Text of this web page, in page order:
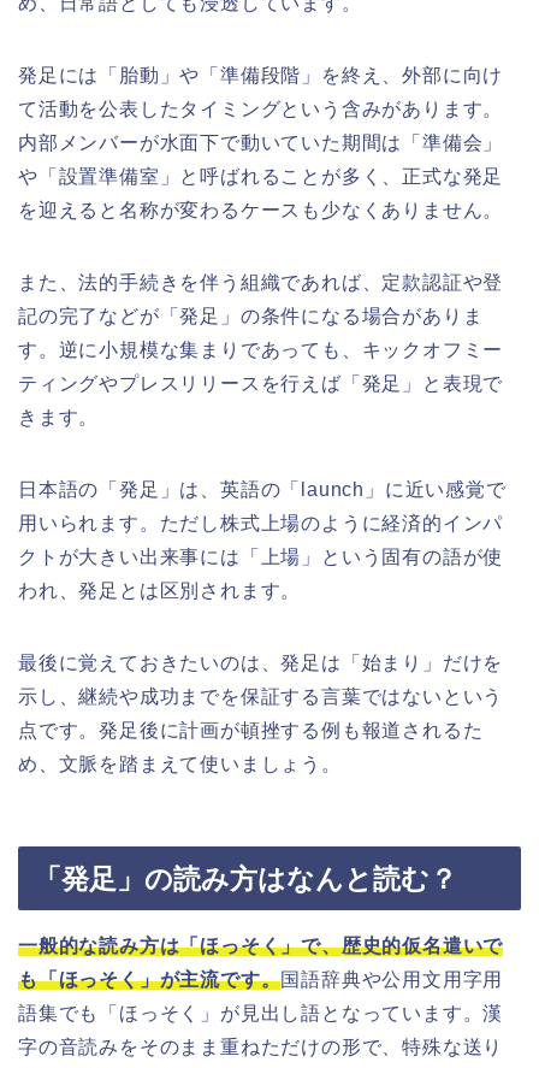
発足には「胎動」や「準備段階」を終え、外部に向け
て活動を公表したタイミングという含みがあります。
内部メンバーが水面下で動いていた期間は「準備会」
や「設置準備室」と呼ばれることが多く、正式な発足
を迎えると名称が変わるケースも少なくありません。
また、法的手続きを伴う組織であれば、定款認証や登
記の完了などが「発足」の条件になる場合がありま
す。逆に小規模な集まりであっても、キックオフミー
ティングやプレスリリースを行えば「発足」と表現で
きます。
日本語の「発足」は、英語の「launch」に近い感覚で
用いられます。ただし株式上場のように経済的インパ
クトが大きい出来事には「上場」という固有の語が使
われ、発足とは区別されます。
最後に覚えておきたいのは、発足は「始まり」だけを
示し、継続や成功までを保証する言葉ではないという
点です。発足後に計画が頓挫する例も報道されるた
め、文脈を踏まえて使いましょう。
「発足」の読み方はなんと読む？
一般的な読み方は「ほっそく」で、歴史的仮名遣いで
も「ほっそく」が主流です。国語辞典や公用文用字用
語集でも「ほっそく」が見出し語となっています。漢
字の音読みをそのまま重ねただけの形で、特殊な送り